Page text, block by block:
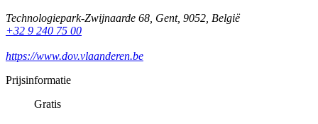
Technologiepark-Zwijnaarde 68, Gent, 9052, België
+32 9 240 75 00
https://www.dov.vlaanderen.be
Prijsinformatie
Gratis